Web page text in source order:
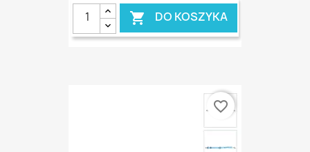
 DO KOSZYKA
favorite_border